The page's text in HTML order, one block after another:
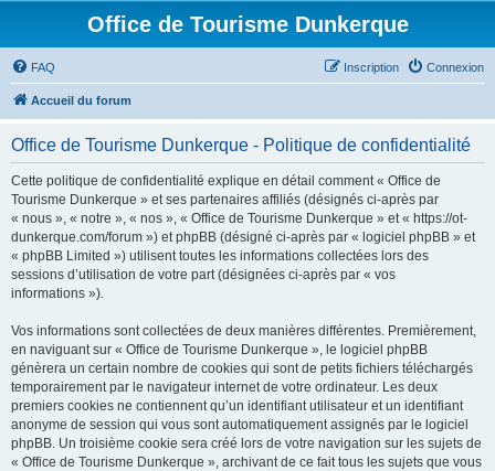
Office de Tourisme Dunkerque
FAQ Connexion
Inscription
Accueil du forum
Office de Tourisme Dunkerque - Politique de confidentialité
Cette politique de confidentialité explique en détail comment « Office de
Tourisme Dunkerque » et ses partenaires affiliés (désignés ci-après par
« nous », « notre », « nos », « Office de Tourisme Dunkerque » et « https://ot-
dunkerque.com/forum ») et phpBB (désigné ci-après par « logiciel phpBB » et
« phpBB Limited ») utilisent toutes les informations collectées lors des
sessions d’utilisation de votre part (désignées ci-après par « vos
informations »).
Vos informations sont collectées de deux manières différentes. Premièrement,
en naviguant sur « Office de Tourisme Dunkerque », le logiciel phpBB
génèrera un certain nombre de cookies qui sont de petits fichiers téléchargés
temporairement par le navigateur internet de votre ordinateur. Les deux
premiers cookies ne contiennent qu’un identifiant utilisateur et un identifiant
anonyme de session qui vous sont automatiquement assignés par le logiciel
phpBB. Un troisième cookie sera créé lors de votre navigation sur les sujets de
« Office de Tourisme Dunkerque », archivant de ce fait tous les sujets que vous